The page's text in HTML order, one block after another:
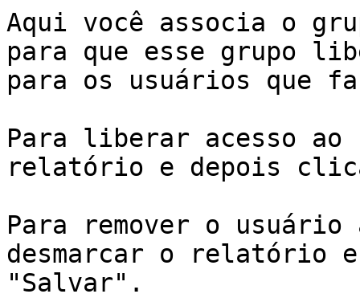
Aqui você associa o
para que esse grupo
para os usuários que
Para liberar acesso
relatório e depois
Para remover o
desmarcar o relatório
"Salvar".